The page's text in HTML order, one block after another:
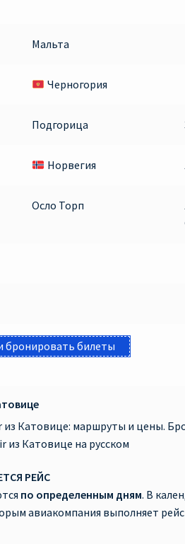
Мальта
Черногория
Подгорица
Норвегия
Осло Торп
бронировать билеты
из Катовице: маршруты и цены.
из Катовице на русском
РЕЙС
по определенным дням. В
авиакомпания выполняет